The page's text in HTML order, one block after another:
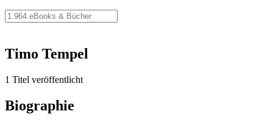
Timo Tempel
1 Titel veröffentlicht
Biographie